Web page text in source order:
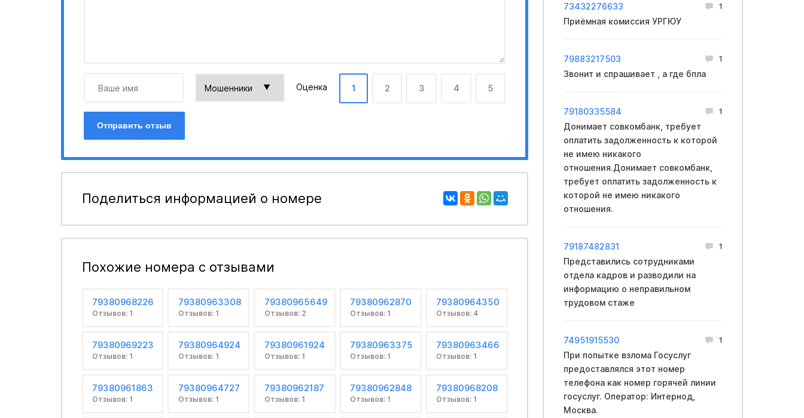
Оценка 1 2 3 4 5
Отправить отзыв
Поделиться информацией о номере
Похожие номера с отзывами
79380968226
Отзывов: 1
79380963308
Отзывов: 1
79380965649
Отзывов: 2
79380962870
Отзывов: 1
79380964350
Отзывов: 4
79380969223
Отзывов: 1
79380964924
Отзывов: 1
79380961924
Отзывов: 1
79380963375
Отзывов: 1
79380963466
Отзывов: 1
79380961863
Отзывов: 1
79380964727
Отзывов: 1
79380962187
Отзывов: 1
79380962848
Отзывов: 1
79380968208
Отзывов: 1
73432276633 1
Приёмная комиссия УРГЮУ
79883217503 1
Звонит и спрашивает , а где бпла
79180335584 1
Донимает совкомбанк, требует
оплатить задолженность к которой
не имею никакого
отношения.Донимает совкомбанк,
требует оплатить задолженность к
которой не имею никакого
отношения.
79187482831 1
Представились сотрудниками
отдела кадров и разводили на
информацию о неправильном
трудовом стаже
74951915530 1
При попытке взлома Госуслуг
предоставлялся этот номер
телефона как номер горячей линии
госуслуг. Оператор: Интернод,
Москва.